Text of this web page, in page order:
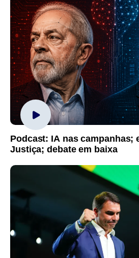
Podcast: IA nas campanhas;
Justiça; debate em baixa